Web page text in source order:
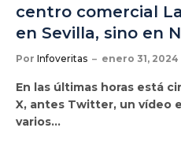
centro comercial
en Sevilla, sino en
Por Infoveritas enero 31, 2024
En las últimas horas está
X, antes Twitter, un vídeo
varios…